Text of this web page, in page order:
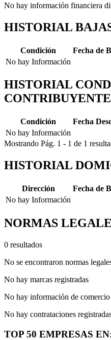
No hay información financiera
HISTORIAL
Condición
Fecha de
No hay Información
HISTORIAL
CONTRIBUYENTE
Condición Fecha
No hay Información
Mostrando Pág. 1 - 1 de 1
HISTORIAL
Dirección
Fecha de
No hay Información
NORMAS
0 resultados
No se encontraron normas
No hay marcas registradas
No hay información de
No hay contrataciones
TOP 50 EMPRESAS